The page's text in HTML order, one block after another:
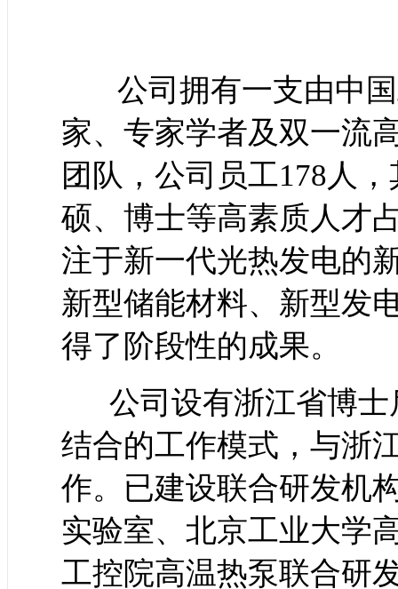
公司拥有一支由中国
家、专家学者及双一流
团队，公司员工178人
硕、博士等高素质人才
注于新一代光热发电的
新型储能材料、新型发
得了阶段性的成果。
公司设有浙江省博士
结合的工作模式，与浙
作。已建设联合研发机
实验室、北京工业大学
工控院高温热泵联合研